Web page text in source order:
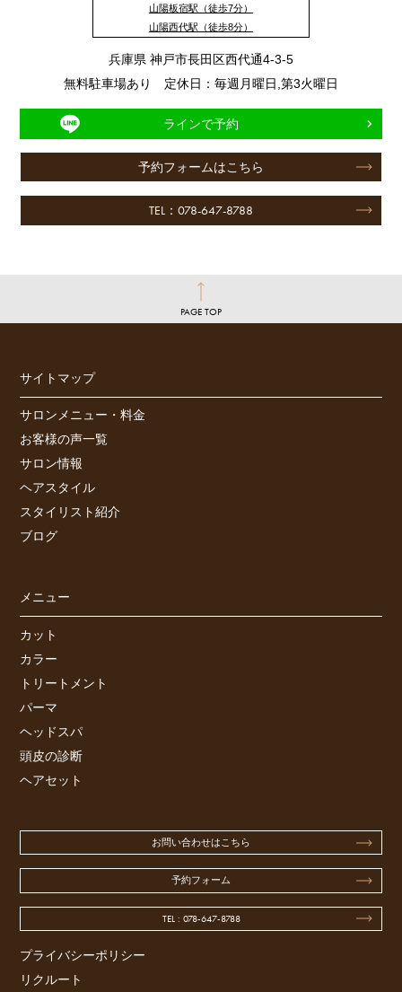
山陽板宿駅（徒歩7分）
山陽西代駅（徒歩8分）
兵庫県 神戸市長田区西代通4-3-5
無料駐車場あり 定休日：毎週月曜日,第3火曜日
ラインで予約
予約フォームはこちら
TEL：078-647-8788
PAGE TOP
サイトマップ
サロンメニュー・料金
お客様の声一覧
サロン情報
ヘアスタイル
スタイリスト紹介
ブログ
メニュー
カット
カラー
トリートメント
パーマ
ヘッドスパ
頭皮の診断
ヘアセット
お問い合わせはこちら
予約フォーム
TEL : 078-647-8788
プライバシーポリシー
リクルート